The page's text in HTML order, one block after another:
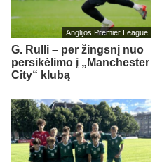
Anglijos Premier League
G. Rulli – per žingsnį nuo
persikėlimo į „Manchester
City“ klubą